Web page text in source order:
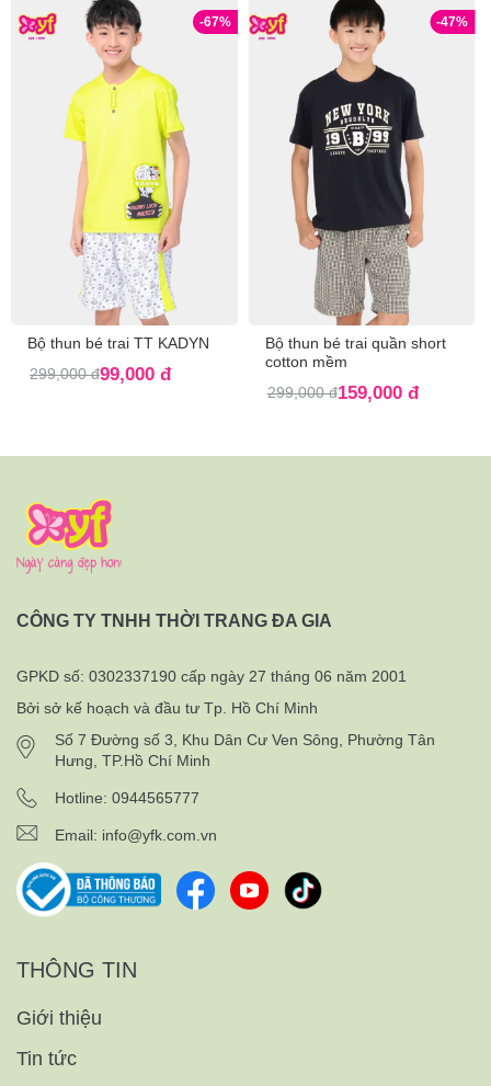
-67%
Bộ thun bé trai TT KADYN
99,000 đ
299,000 đ
-47%
Bộ thun bé trai quần short
cotton mềm
159,000 đ
299,000 đ
CÔNG TY TNHH THỜI TRANG ĐA GIA
GPKD số: 0302337190 cấp ngày 27 tháng 06 năm 2001
Bởi sở kế hoạch và đầu tư Tp. Hồ Chí Minh
Số 7 Đường số 3, Khu Dân Cư Ven Sông, Phường Tân
Hưng, TP.Hồ Chí Minh
Hotline: 0944565777
Email: info@yfk.com.vn
THÔNG TIN
Giới thiệu
Tin tức